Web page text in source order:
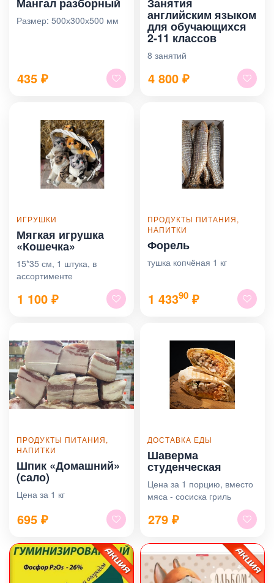
Размер: 500х300х500 мм
435 ₽
английским языком
для обучающихся
2-11 классов
8 занятий
4 800 ₽
ИГРУШКИ
Мягкая игрушка
«Кошечка»
15*35 см, 1 штука, в
ассортименте
1 100 ₽
ПРОДУКТЫ ПИТАНИЯ,
НАПИТКИ
Форель
тушка копчёная 1 кг
1 43390 ₽
ПРОДУКТЫ ПИТАНИЯ,
НАПИТКИ
Шпик «Домашний»
(сало)
Цена за 1 кг
695 ₽
ДОСТАВКА ЕДЫ
Шаверма
студенческая
Цена за 1 порцию, вместо
мяса - сосиска гриль
279 ₽